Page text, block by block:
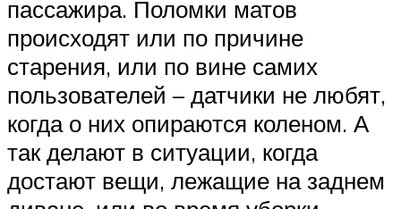
пассажира. Поломки матов
происходят или по причине
старения, или по вине самих
пользователей – датчики не любят,
когда о них опираются коленом. А
так делают в ситуации, когда
достают вещи, лежащие на заднем